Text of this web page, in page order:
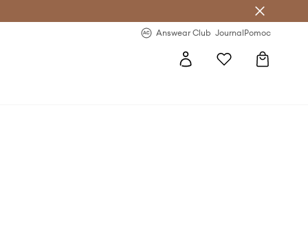
Answear Club JournalPomoc